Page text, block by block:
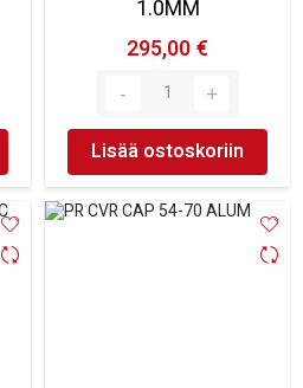
1.0MM
295,00 €
Lisää ostoskoriin